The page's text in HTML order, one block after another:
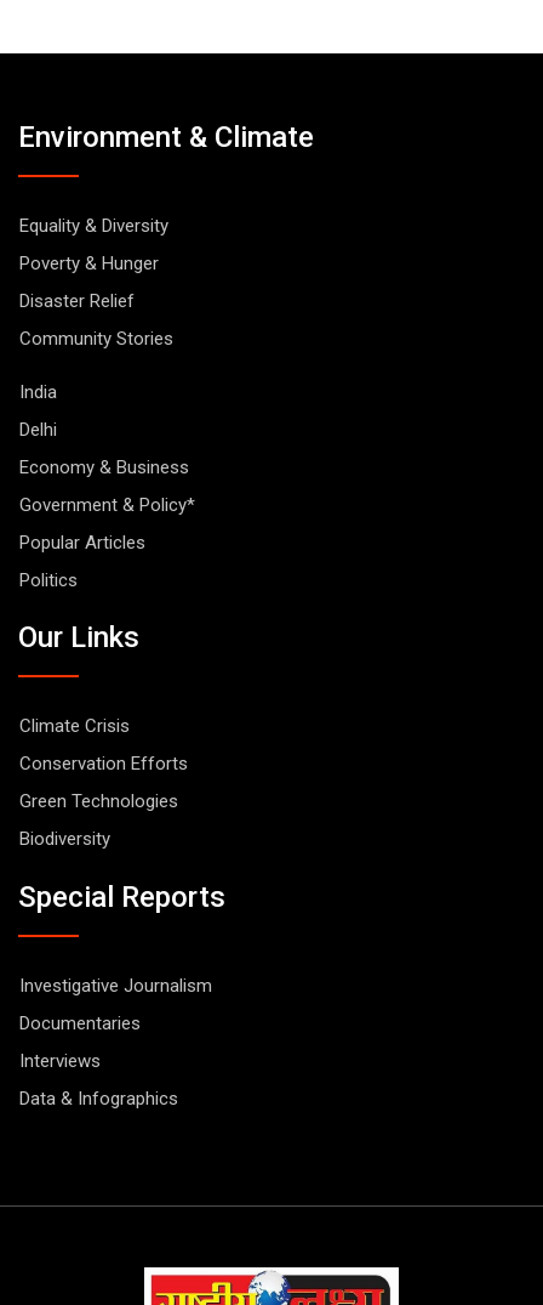
Environment & Climate
Equality & Diversity
Poverty & Hunger
Disaster Relief
Community Stories
India
Delhi
Economy & Business
Government & Policy*
Popular Articles
Politics
Our Links
Climate Crisis
Conservation Efforts
Green Technologies
Biodiversity
Special Reports
Investigative Journalism
Documentaries
Interviews
Data & Infographics